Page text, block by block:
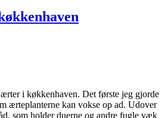
i køkkenhaven. Det første jeg gjorde
ærteplanterne kan vokse op ad. Udover
som holder duerne og andre fugle væk